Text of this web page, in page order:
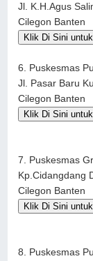
Jl. K.H.Agus
Cilegon Banten
Klik Di Sini
6. Puskesmas
Jl. Pasar Baru
Cilegon Banten
Klik Di Sini
7. Puskesmas
Kp.Cidangdang
Cilegon Banten
Klik Di Sini
8. Puskesmas